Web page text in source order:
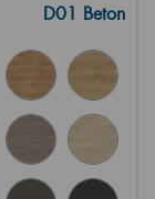
D01 Beton